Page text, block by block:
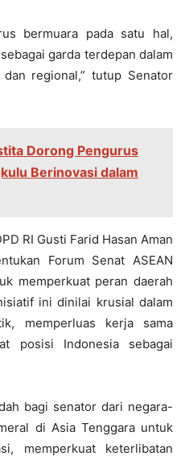
bermuara pada satu hal,
garda terdepan dalam
regional,” tutup Senator
Dorong Pengurus
Berinovasi dalam
RI Gusti Farid Hasan Aman
Forum Senat ASEAN
memperkuat peran daerah
ini dinilai krusial dalam
memperluas kerja sama
posisi Indonesia sebagai
bagi senator dari negara-
di Asia Tenggara untuk
memperkuat keterlibatan